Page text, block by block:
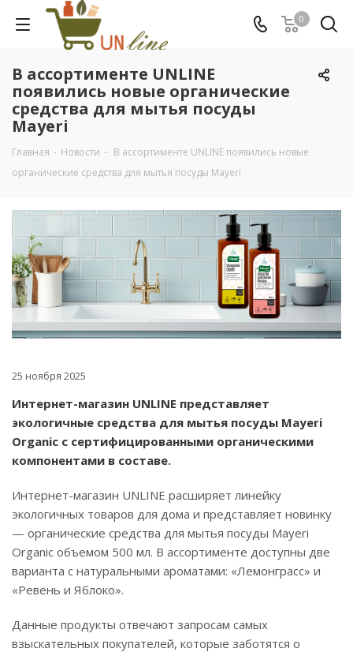
0
В ассортименте UNLINE
появились новые органические
средства для мытья посуды
Mayeri
Главная - Новости - В ассортименте UNLINE появились новые
органические средства для мытья посуды Mayeri
25 ноября 2025
Интернет-магазин UNLINE представляет
экологичные средства для мытья посуды Mayeri
Organic с сертифицированными органическими
компонентами в составе.
Интернет-магазин UNLINE расширяет линейку
экологичных товаров для дома и представляет новинку
— органические средства для мытья посуды Mayeri
Organic объемом 500 мл. В ассортименте доступны две
варианта с натуральными ароматами: «Лемонграсс» и
«Ревень и Яблоко».
Данные продукты отвечают запросам самых
взыскательных покупателей, которые заботятся о